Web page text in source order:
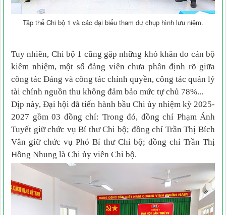
Tập thể Chi bộ 1 và các đại biểu tham dự chụp hình lưu niệm.
Tuy nhiên, Chi bộ 1 cũng gặp những khó khăn do cán bộ
kiêm nhiệm, một số đảng viên chưa phân định rõ giữa
công tác Đảng và công tác chính quyền, công tác quản lý
tài chính nguồn thu không đảm bảo mức tự chủ 78%...
Dịp này, Đại hội đã tiến hành bầu Chi ủy nhiệm kỳ 2025-
2027 gồm 03 đồng chí: Trong đó, đồng chí Phạm Ánh
Tuyết giữ chức vụ Bí thư Chi bộ; đồng chí Trần Thị Bích
Vân giữ chức vụ Phó Bí thư Chi bộ; đồng chí Trần Thị
Hồng Nhung là Chi ủy viên Chi bộ.